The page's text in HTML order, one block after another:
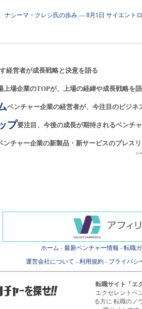
ナシーマ・クレシ氏の歩み ― 8月1日 サイエント
経営者が成長戦略と決意を語る
上場企業のTOPが、上場の経緯や成長戦略を語
ベンチャー企業の経営者が、今注目のビジネ
プ要注目、今後の成長が期待されるベンチャ
ンチャー企業の新製品・新サービスのプレス
ホーム - 最新ベンチャー情報 - 転職
運営会社について - 利用規約 - プライバシ
転職サイト
「
エクセレントベ
る方に 転職のノ